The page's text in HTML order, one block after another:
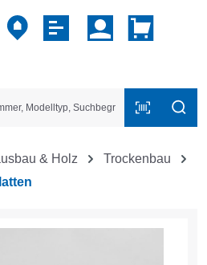
springen
& Holz
Trockenbau